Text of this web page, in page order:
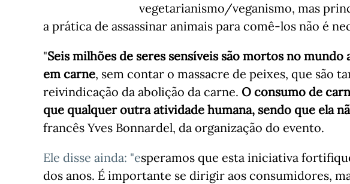
vegetarianismo/veganismo, mas
a prática de assassinar animais para comê-los não é
"Seis milhões de seres sensíveis são mortos no
em carne, sem contar o massacre de peixes, que são
reivindicação da abolição da carne. O consumo de
que qualquer outra atividade humana, sendo que ela
francês Yves Bonnardel, da organização do evento.
Ele disse ainda: "esperamos que esta iniciativa
dos anos. É importante se dirigir aos consumidores,